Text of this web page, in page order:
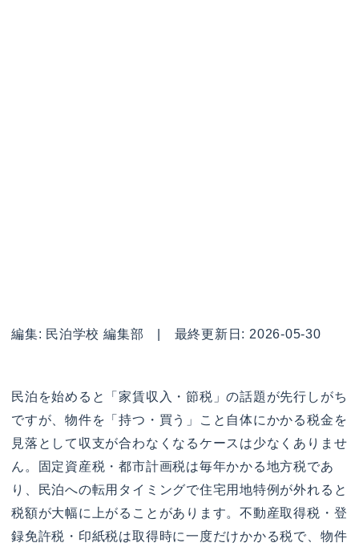
編集: 民泊学校 編集部 | 最終更新日: 2026-05-30
民泊を始めると「家賃収入・節税」の話題が先行しがち
ですが、物件を「持つ・買う」こと自体にかかる税金を
見落として収支が合わなくなるケースは少なくありませ
ん。固定資産税・都市計画税は毎年かかる地方税であ
り、民泊への転用タイミングで住宅用地特例が外れると
税額が大幅に上がることがあります。不動産取得税・登
録免許税・印紙税は取得時に一度だけかかる税で、物件